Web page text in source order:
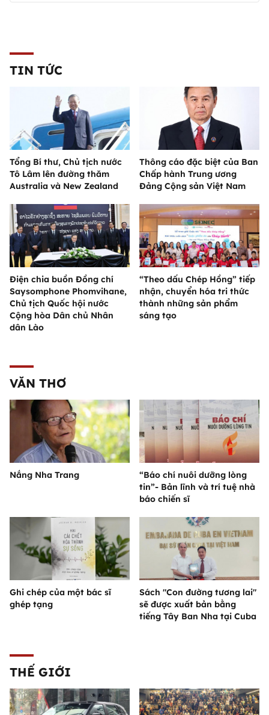
TIN TỨC
Tổng Bí thư, Chủ tịch nước
Tô Lâm lên đường thăm
Australia và New Zealand
Thông cáo đặc biệt của Ban
Chấp hành Trung ương
Đảng Cộng sản Việt Nam
Điện chia buồn Đồng chí
Saysomphone Phomvihane,
Chủ tịch Quốc hội nước
Cộng hòa Dân chủ Nhân
dân Lào
“Theo dấu Chép Hồng” tiếp
nhận, chuyển hóa tri thức
thành những sản phẩm
sáng tạo
VĂN THƠ
Nắng Nha Trang
“Báo chí nuôi dưỡng lòng
tin”- Bản lĩnh và trí tuệ nhà
báo chiến sĩ
Ghi chép của một bác sĩ
ghép tạng
Sách "Con đường tương lai"
sẽ được xuất bản bằng
tiếng Tây Ban Nha tại Cuba
THẾ GIỚI